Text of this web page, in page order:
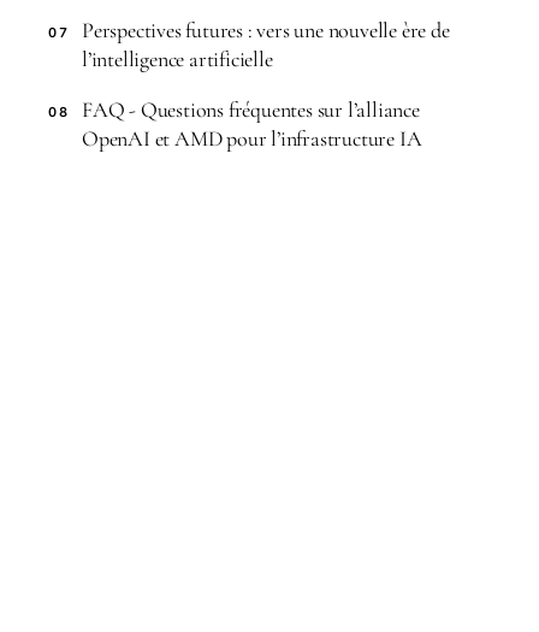
07
Perspectives futures : vers une nouvelle ère de
l’intelligence artificielle
08
FAQ - Questions fréquentes sur l’alliance
OpenAI et AMD pour l’infrastructure IA